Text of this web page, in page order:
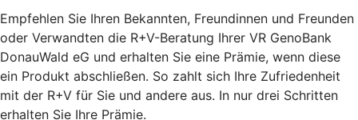
Empfehlen Sie Ihren Bekannten, Freundinnen und Freunden
oder Verwandten die R+V-Beratung Ihrer VR GenoBank
DonauWald eG und erhalten Sie eine Prämie, wenn diese
ein Produkt abschließen. So zahlt sich Ihre Zufriedenheit
mit der R+V für Sie und andere aus. In nur drei Schritten
erhalten Sie Ihre Prämie.